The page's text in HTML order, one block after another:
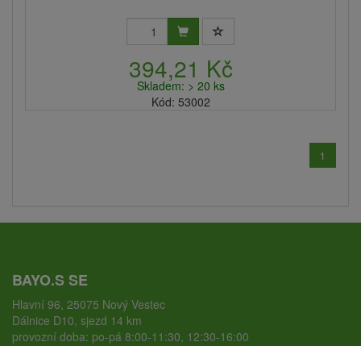
394,21 Kč
Skladem: > 20 ks
Kód: 53002
1
BAYO.S SE
Hlavní 96, 25075 Nový Vestec
Dálnice D10, sjezd 14 km
provozní doba: po-pá 8:00-11:30, 12:30-16:00